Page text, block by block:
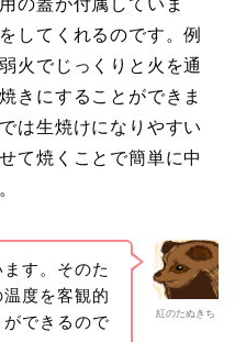
の蓋が付属していま
してくれるのです。例
火でじっくりと火を通
きにすることができま
は生焼けになりやすい
て焼くことで簡単に中
紅のたぬきち
す。そのた
度を客観的
できるので